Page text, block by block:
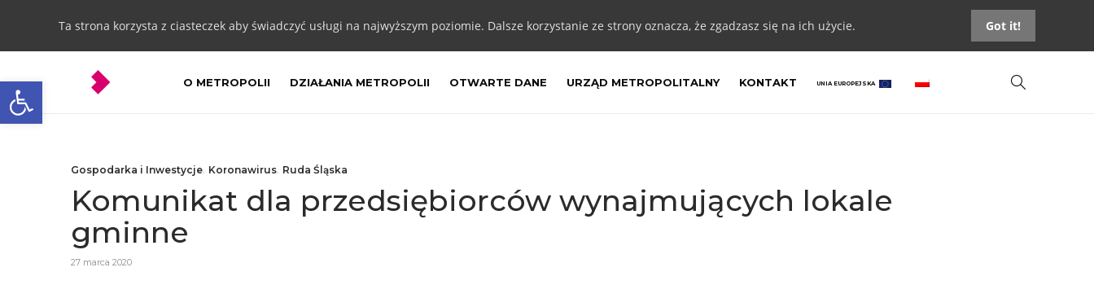
Otwórz pasek narzędzi
Ta strona korzysta z ciasteczek aby świadczyć usługi na najwyższym poziomie. Dalsze korzystanie ze strony oznacza, że zgadzasz się na ich użycie. Got it!
O METROPOLII DZIAŁANIA METROPOLII OTWARTE DANE URZĄD METROPOLITALNY KONTAKT UNIA EUROPEJSKA
Gospodarka i Inwestycje, Koronawirus, Ruda Śląska
Komunikat dla przedsiębiorców wynajmujących lokale
gminne
27 marca 2020